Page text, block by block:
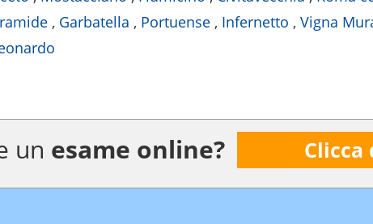
, Garbatella , Portuense , Infernetto , Vigna
un esame online? Clicca